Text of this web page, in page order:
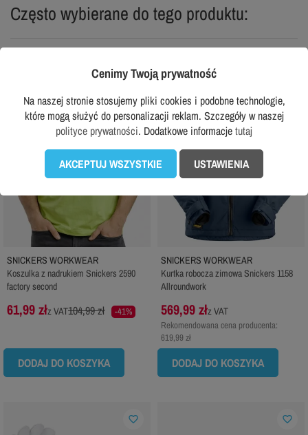
Często wybierane do tego produktu:
SNICKERS WORKWEAR
Koszulka z nadrukiem Snickers 2590
factory second
61,99 złz VAT104,99 zł -41%
DODAJ DO KOSZYKA
favorite_border
SNICKERS WORKWEAR
Kurtka robocza zimowa Snickers 1158
Allroundwork
569,99 złz VAT
Rekomendowana cena producenta:
619,99 zł
DODAJ DO KOSZYKA
favorite_border favorite_border
Cenimy Twoją prywatność
Na naszej stronie stosujemy pliki cookies i podobne technologie,
które mogą służyć do personalizacji reklam. Szczegóły w naszej
polityce prywatności. Dodatkowe informacjetutaj
AKCEPTUJ WSZYSTKIE USTAWIENIA